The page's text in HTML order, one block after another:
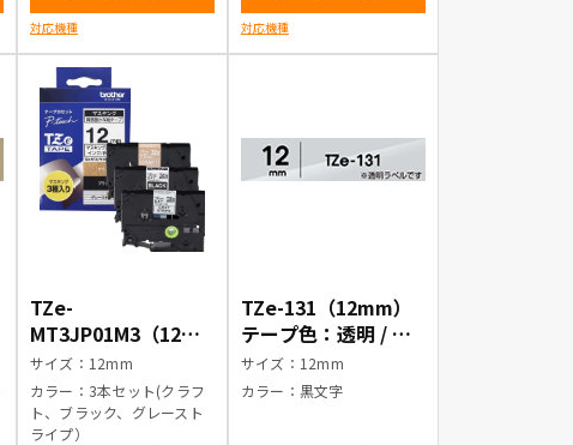
対応機種 対応機種
TZe-
MT3JP01M3（12m
m）マスキングテー
プ3本セット
サイズ：12mm
カラー：3本セット(クラフ
ト、ブラック、グレースト
ライプ）
TZe-131（12mm）
テープ色：透明 / 黒
文字
サイズ：12mm
カラー：黒文字